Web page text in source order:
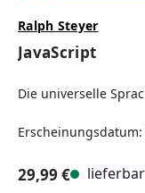
Ralph Steyer
JavaScript
Die universelle
Erscheinungsdatum:
29,99 € lieferbar